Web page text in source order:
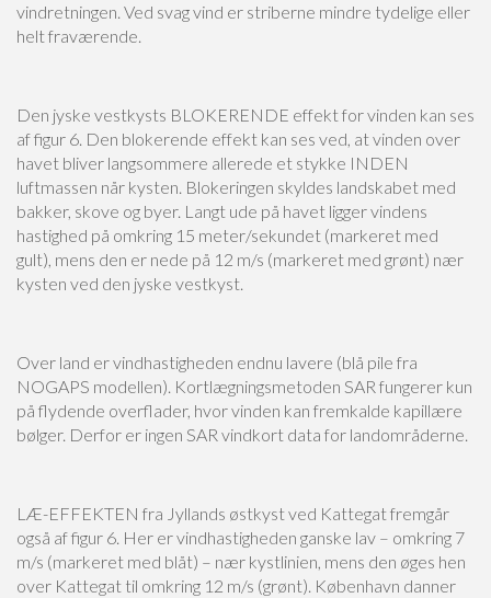
vindretningen. Ved svag vind er striberne mindre tydelige eller
helt fraværende.
Den jyske vestkysts BLOKERENDE effekt for vinden kan ses
af figur 6. Den blokerende effekt kan ses ved, at vinden over
havet bliver langsommere allerede et stykke INDEN
luftmassen når kysten. Blokeringen skyldes landskabet med
bakker, skove og byer. Langt ude på havet ligger vindens
hastighed på omkring 15 meter/sekundet (markeret med
gult), mens den er nede på 12 m/s (markeret med grønt) nær
kysten ved den jyske vestkyst.
Over land er vindhastigheden endnu lavere (blå pile fra
NOGAPS modellen). Kortlægningsmetoden SAR fungerer kun
på flydende overflader, hvor vinden kan fremkalde kapillære
bølger. Derfor er ingen SAR vindkort data for landområderne.
LÆ-EFFEKTEN fra Jyllands østkyst ved Kattegat fremgår
også af figur 6. Her er vindhastigheden ganske lav – omkring 7
m/s (markeret med blåt) – nær kystlinien, mens den øges hen
over Kattegat til omkring 12 m/s (grønt). København danner